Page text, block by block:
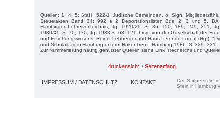
Quellen: 1; 4; 5; StaH, 522-1, Jüdische Gemeinden, o. Sign.
Steuerakten Band 34; 992 e 2 Deportationslisten Bde 2, 3 und 5, BA
Hamburger Lehrerverzeichnis, Jg. 1920/21, S. 36, 150, 189, 249, 251;
1930/31, S. 70, 120; Jg. 1933 S. 68, 121, hrsg. von der Gesellschaft der
und Erziehungswesens; Reiner Lehberger und Hans-Peter de Lorent (Hg.):
und Schulalltag in Hamburg unterm Hakenkreuz. Hamburg 1986. S. 329–331.
Zur Nummerierung häufig genutzter Quellen siehe Link "Recherche und
druckansicht / Seitenanfang
IMPRESSUM / DATENSCHUTZ KONTAKT
Der Stolperstein
Stein in Hamburg